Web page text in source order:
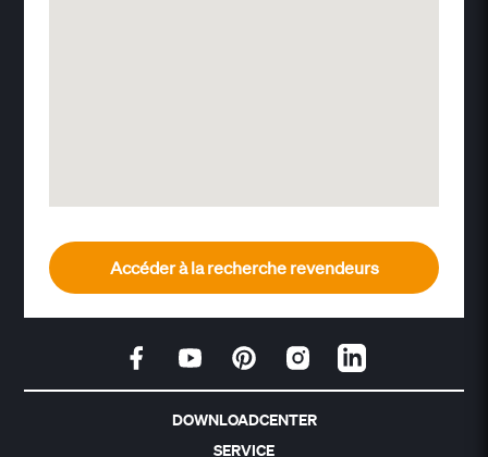
Accéder à la recherche revendeurs
DOWNLOADCENTER
SERVICE